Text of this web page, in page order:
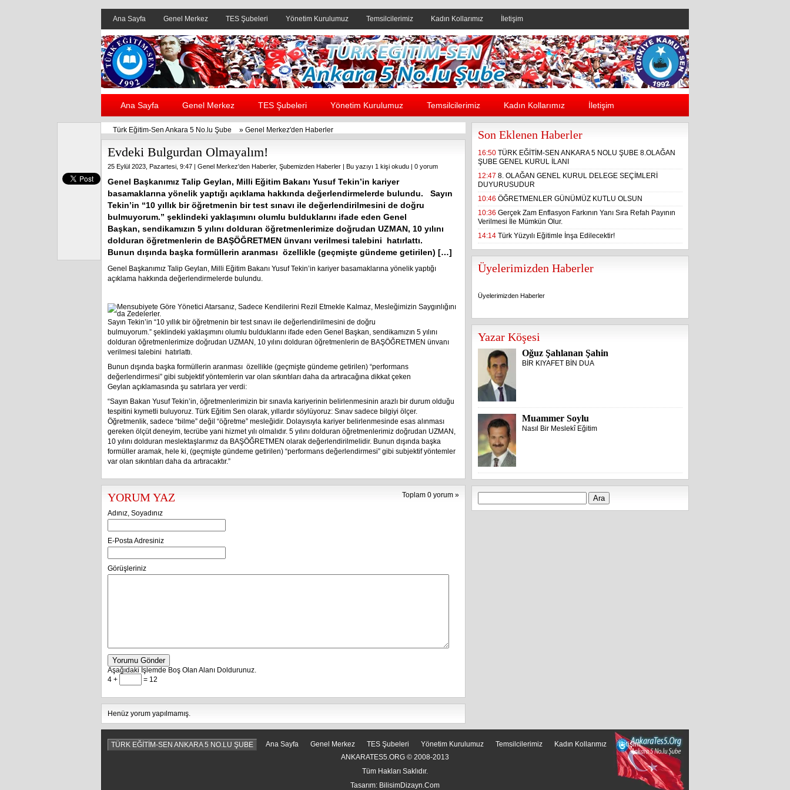
Ana Sayfa Genel Merkez TES Şubeleri Yönetim Kurulumuz Temsilcilerimiz Kadın Kollarımız İletişim
Header yanı reklam alanı
Ana Sayfa Genel Merkez TES Şubeleri Yönetim Kurulumuz Temsilcilerimiz Kadın Kollarımız İletişim
Türk Eğitim-Sen Ankara 5 No.lu Şube » Genel Merkez'den Haberler
Evdeki Bulgurdan Olmayalım!
25 Eylül 2023, Pazartesi, 9:47 | Genel Merkez'den Haberler, Şubemizden Haberler | Bu yazıyı 1 kişi okudu | 0 yorum
Genel Başkanımız Talip Geylan, Milli Eğitim Bakanı Yusuf Tekin’in kariyer
basamaklarına yönelik yaptığı açıklama hakkında değerlendirmelerde bulundu. Sayın
Tekin’in “10 yıllık bir öğretmenin bir test sınavı ile değerlendirilmesini de doğru
bulmuyorum.” şeklindeki yaklaşımını olumlu bulduklarını ifade eden Genel
Başkan, sendikamızın 5 yılını dolduran öğretmenlerimize doğrudan UZMAN, 10 yılını
dolduran öğretmenlerin de BAŞÖĞRETMEN ünvanı verilmesi talebini hatırlattı.
Bunun dışında başka formüllerin aranması özellikle (geçmişte gündeme getirilen) […]
Genel Başkanımız Talip Geylan, Milli Eğitim Bakanı Yusuf Tekin’in kariyer basamaklarına yönelik yaptığı
açıklama hakkında değerlendirmelerde bulundu.
Sayın Tekin’in “10 yıllık bir öğretmenin bir test sınavı ile değerlendirilmesini de doğru
bulmuyorum.” şeklindeki yaklaşımını olumlu bulduklarını ifade eden Genel Başkan, sendikamızın 5 yılını
dolduran öğretmenlerimize doğrudan UZMAN, 10 yılını dolduran öğretmenlerin de BAŞÖĞRETMEN ünvanı
verilmesi talebini hatırlattı.
Bunun dışında başka formüllerin aranması özellikle (geçmişte gündeme getirilen) “performans
değerlendirmesi” gibi subjektif yöntemlerin var olan sıkıntıları daha da artıracağına dikkat çeken
Geylan açıklamasında şu satırlara yer verdi:
“Sayın Bakan Yusuf Tekin’in, öğretmenlerimizin bir sınavla kariyerinin belirlenmesinin arazlı bir durum olduğu
tespitini kıymetli buluyoruz. Türk Eğitim Sen olarak, yıllardır söylüyoruz: Sınav sadece bilgiyi ölçer.
Öğretmenlik, sadece “bilme” değil “öğretme” mesleğidir. Dolayısıyla kariyer belirlenmesinde esas alınması
gereken ölçüt deneyim, tecrübe yani hizmet yılı olmalıdır. 5 yılını dolduran öğretmenlerimiz doğrudan UZMAN,
10 yılını dolduran meslektaşlarımız da BAŞÖĞRETMEN olarak değerlendirilmelidir. Bunun dışında başka
formüller aramak, hele ki, (geçmişte gündeme getirilen) “performans değerlendirmesi” gibi subjektif yöntemler
var olan sıkıntıları daha da artıracaktır.”
Toplam 0 yorum »
YORUM YAZ
Adınız, Soyadınız
E-Posta Adresiniz
Görüşleriniz
Yorumu Gönder
Aşağıdaki İşlemde Boş Olan Alanı Doldurunuz.
4 +
= 12
Henüz yorum yapılmamış.
Son Eklenen Haberler
16:50 TÜRK EĞİTİM-SEN ANKARA 5 NOLU ŞUBE 8.OLAĞAN
ŞUBE GENEL KURUL İLANI
12:47 8. OLAĞAN GENEL KURUL DELEGE SEÇİMLERİ
DUYURUSUDUR
10:46 ÖĞRETMENLER GÜNÜMÜZ KUTLU OLSUN
10:36 Gerçek Zam Enflasyon Farkının Yanı Sıra Refah Payının
Verilmesi İle Mümkün Olur.
14:14 Türk Yüzyılı Eğitimle İnşa Edilecektir!
Üyelerimizden Haberler
Üyelerimizden Haberler
Yazar Köşesi
Oğuz Şahlanan Şahin
BİR KIYAFET BİN DUA
Muammer Soylu
Nasıl Bir Meslekî Eğitim
Arama:
TÜRK EĞİTİM-SEN ANKARA 5 NO.LU ŞUBE Ana Sayfa Genel Merkez TES Şubeleri Yönetim Kurulumuz Temsilcilerimiz Kadın Kollarımız
İletişim
ANKARATES5.ORG © 2008-2013
Tüm Hakları Saklıdır.
Tasarım: BilisimDizayn.Com